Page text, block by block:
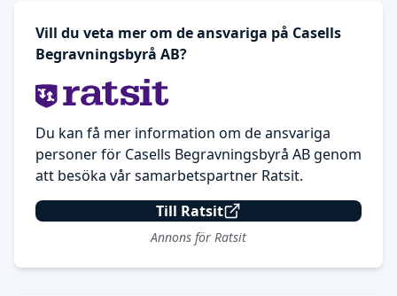
Vill du veta mer om de ansvariga på Casells
Begravningsbyrå AB?
Du kan få mer information om de ansvariga
personer för Casells Begravningsbyrå AB genom
att besöka vår samarbetspartner Ratsit.
Till Ratsit
Annons för Ratsit